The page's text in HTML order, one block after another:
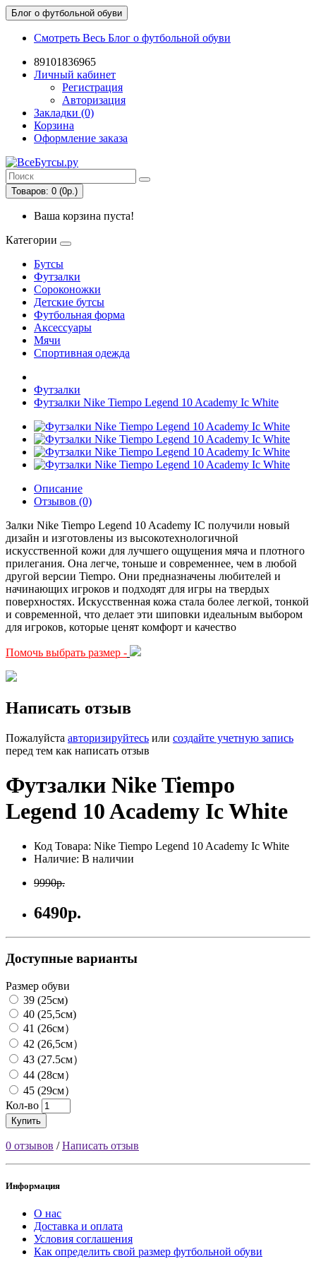
Блог о футбольной обуви
Смотреть Весь Блог о футбольной обуви
89101836965
Личный кабинет
Регистрация
Авторизация
Закладки (0)
Корзина
Оформление заказа
Товаров: 0 (0р.)
Ваша корзина пуста!
Категории
Бутсы
Футзалки
Сороконожки
Детские бутсы
Футбольная форма
Аксессуары
Мячи
Спортивная одежда
Футзалки
Футзалки Nike Tiempo Legend 10 Academy Ic White
Описание
Отзывов (0)
Залки Nike Tiempo Legend 10 Academy IC получили новый
дизайн и изготовлены из высокотехнологичной
искусственной кожи для лучшего ощущения мяча и плотного
прилегания. Она легче, тоньше и современнее, чем в любой
другой версии Tiempo. Они предназначены любителей и
начинающих игроков и подходят для игры на твердых
поверхностях. Искусственная кожа стала более легкой, тонкой
и современной, что делает эти шиповки идеальным выбором
для игроков, которые ценят комфорт и качество
Помочь выбрать размер -
Написать отзыв
Пожалуйста авторизируйтесь или создайте учетную запись
перед тем как написать отзыв
Футзалки Nike Tiempo
Legend 10 Academy Ic White
Код Товара: Nike Tiempo Legend 10 Academy Ic White
Наличие: В наличии
9990р.
6490р.
Доступные варианты
Размер обуви
39 (25см)
40 (25,5см)
41 (26см）
42 (26,5см）
43 (27.5см）
44 (28см）
45 (29см）
Кол-во
Купить
0 отзывов /Написать отзыв
Информация
О нас
Доставка и оплата
Условия соглашения
Как определить свой размер футбольной обуви